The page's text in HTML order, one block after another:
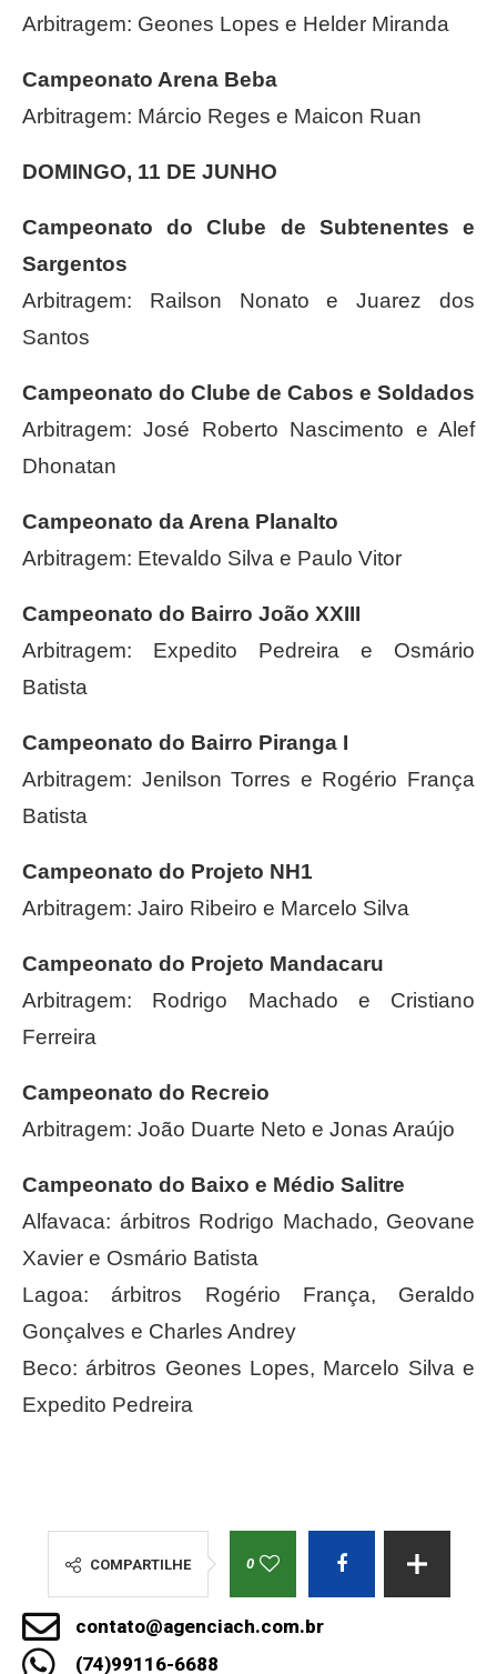
Arbitragem: Geones Lopes e Helder Miranda
Campeonato Arena Beba
Arbitragem: Márcio Reges e Maicon Ruan
DOMINGO, 11 DE JUNHO
Campeonato do Clube de Subtenentes e
Sargentos
Arbitragem: Railson Nonato e Juarez dos
Santos
Campeonato do Clube de Cabos e Soldados
Arbitragem: José Roberto Nascimento e Alef
Dhonatan
Campeonato da Arena Planalto
Arbitragem: Etevaldo Silva e Paulo Vitor
Campeonato do Bairro João XXIII
Arbitragem: Expedito Pedreira e Osmário
Batista
Campeonato do Bairro Piranga I
Arbitragem: Jenilson Torres e Rogério França
Batista
Campeonato do Projeto NH1
Arbitragem: Jairo Ribeiro e Marcelo Silva
Campeonato do Projeto Mandacaru
Arbitragem: Rodrigo Machado e Cristiano
Ferreira
Campeonato do Recreio
Arbitragem: João Duarte Neto e Jonas Araújo
Campeonato do Baixo e Médio Salitre
Alfavaca: árbitros Rodrigo Machado, Geovane
Xavier e Osmário Batista
Lagoa: árbitros Rogério França, Geraldo
Gonçalves e Charles Andrey
Beco: árbitros Geones Lopes, Marcelo Silva e
Expedito Pedreira
COMPARTILHE 0
contato@agenciach.com.br
(74)99116-6688